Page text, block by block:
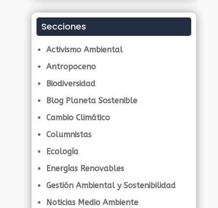
Secciones
Activismo Ambiental
Antropoceno
Biodiversidad
Blog Planeta Sostenible
Cambio Climático
Columnistas
Ecología
Energías Renovables
Gestión Ambiental y Sostenibilidad
Noticias Medio Ambiente